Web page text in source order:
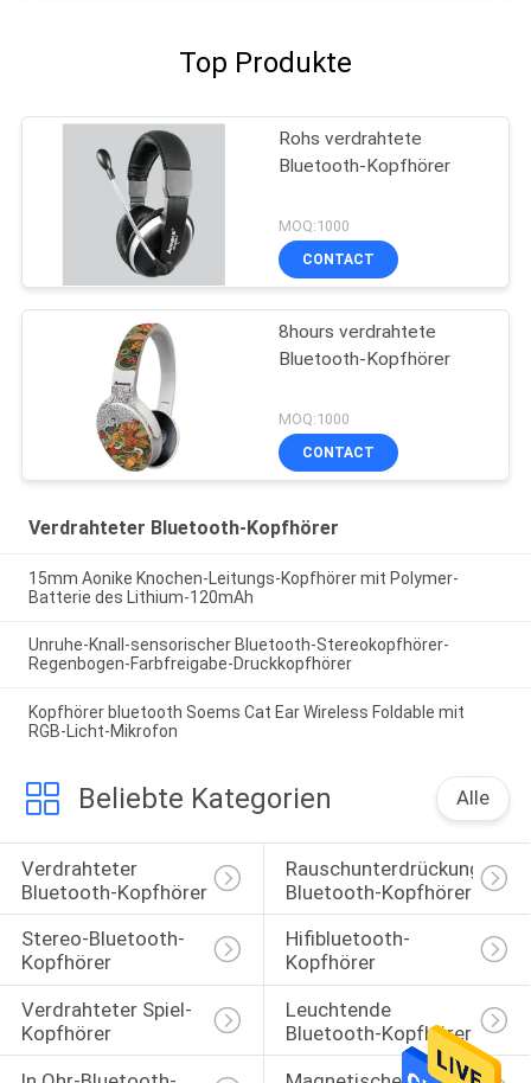
Top Produkte
Rohs verdrahtete
Bluetooth-Kopfhörer
MOQ:1000
CONTACT
8hours verdrahtete
Bluetooth-Kopfhörer
MOQ:1000
CONTACT
Verdrahteter Bluetooth-Kopfhörer
15mm Aonike Knochen-Leitungs-Kopfhörer mit Polymer-
Batterie des Lithium-120mAh
Unruhe-Knall-sensorischer Bluetooth-Stereokopfhörer-
Regenbogen-Farbfreigabe-Druckkopfhörer
Kopfhörer bluetooth Soems Cat Ear Wireless Foldable mit
RGB-Licht-Mikrofon
Beliebte Kategorien Alle
Verdrahteter
Bluetooth-Kopfhörer
Rauschunterdrückungs-
Bluetooth-Kopfhörer
Stereo-Bluetooth-
Kopfhörer
Hifibluetooth-
Kopfhörer
Verdrahteter Spiel-
Kopfhörer
Leuchtende
Bluetooth-Kopfhörer